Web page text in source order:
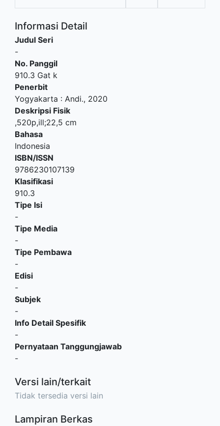
Informasi Detail
Judul Seri
-
No. Panggil
910.3 Gat k
Penerbit
Yogyakarta : Andi., 2020
Deskripsi Fisik
,520p,ill;22,5 cm
Bahasa
Indonesia
ISBN/ISSN
9786230107139
Klasifikasi
910.3
Tipe Isi
-
Tipe Media
-
Tipe Pembawa
-
Edisi
-
Subjek
-
Info Detail Spesifik
-
Pernyataan Tanggungjawab
-
Versi lain/terkait
Tidak tersedia versi lain
Lampiran Berkas